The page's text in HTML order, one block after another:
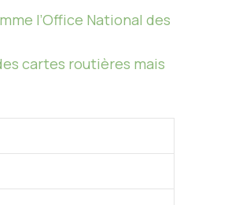
l’Office National des
cartes routières mais